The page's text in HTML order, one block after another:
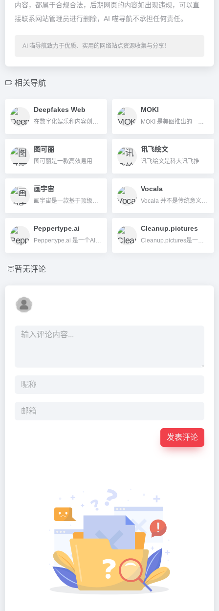
内容，都属于合规合法，后期网页的内容如出现违规，可以直
接联系网站管理员进行删除，AI 喵导航不承担任何责任。
AI 喵导航致力于优质、实用的网络站点资源收集与分享！
相关导航
Deepfakes Web
在数字化娱乐和内容创作高速发展的今天，AI 换脸技术已经成为...
MOKI
MOKI 是美图推出的一站式 AI 视频短片自动生成工具，零门槛高效创作动画、短剧、广告等多类短视频。
图可丽
图可丽是一款高效易用的AI图像与视频处理工具，支持一键抠图、视频去背景、风格迁移等多种视觉创意功能，适合设计、电商、自媒体等多领域用户。
讯飞绘文
讯飞绘文是科大讯飞推出的一站式AI写作与内容运营工具，支持多模型智能写作、AI配图、排版、分发与数据分析，适合自媒体、企业等多行业用户。
画宇宙
画宇宙是一款基于顶级AI算法的中文AI绘画生成平台，可高效创作多风格图片并支持智能编辑与海量模型切换，适合各类设计师与内容创作者。
Vocala
Vocala 并不是传统意义上的单一工具平台，而是一家专注于 Digital、Mobile、Voice 与 AI 的数字化解决方案公司
Peppertype.ai
Peppertype.ai 是一个AI平台，专注于自动生成高质量文本内容，为内容创作者和企业提供智能化、一站式解决方案。
Cleanup.pictures
Cleanup.pictures是一款AI图片清理工具，能一键移除图片中的杂物、人物、水印或文字，简单易用，适合各类用户快速净化图片。
暂无评论
发表评论